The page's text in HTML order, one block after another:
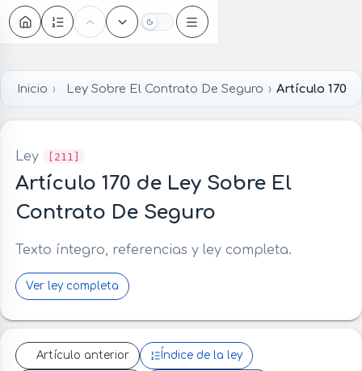
Oscuro
Inicio Ley Sobre El Contrato De Seguro Artículo 170
Ley [211]
Artículo 170 de Ley Sobre El
Contrato De Seguro
Texto íntegro, referencias y ley completa.
Ver ley completa
Artículo anterior Índice de la ley